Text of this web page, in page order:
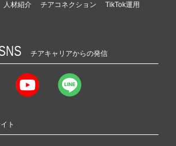
人材紹介 チアコネクション
TikTok運用
チアキャリアからの発信
ト